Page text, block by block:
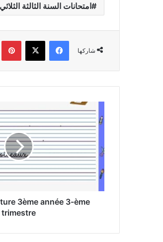
امتحانات السنة الثالثة
شاركها
فيسبوك ‫X
Examen
d'écriture
3ème
année
3-
ème
trimestre
3ème année 3-ème
trimestre